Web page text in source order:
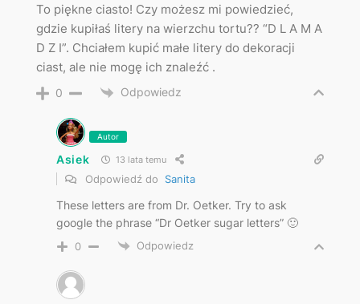
To piękne ciasto! Czy możesz mi powiedzieć,
gdzie kupiłaś litery na wierzchu tortu?? “D L A M A
D Z I”. Chciałem kupić małe litery do dekoracji
ciast, ale nie mogę ich znaleźć .
0 Odpowiedz
Autor
Asiek 13 lata temu
Odpowiedź do Sanita
These letters are from Dr. Oetker. Try to ask
google the phrase “Dr Oetker sugar letters” 🙂
0 Odpowiedz